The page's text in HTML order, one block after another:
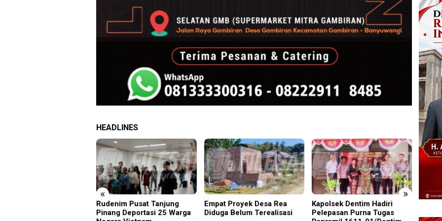
HEADLINES
« »
Rudenim Pusat Tanjung
Pinang Deportasi 25 Warga
Empat Proyek Desa Rea
Diduga Belum Terealisasi
Kapolsek Dentim Hadiri
Pelepasan Purna Tugas